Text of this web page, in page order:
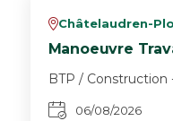
vChâtelaudren-
Manoeuvre
BTP /
06/08/2026